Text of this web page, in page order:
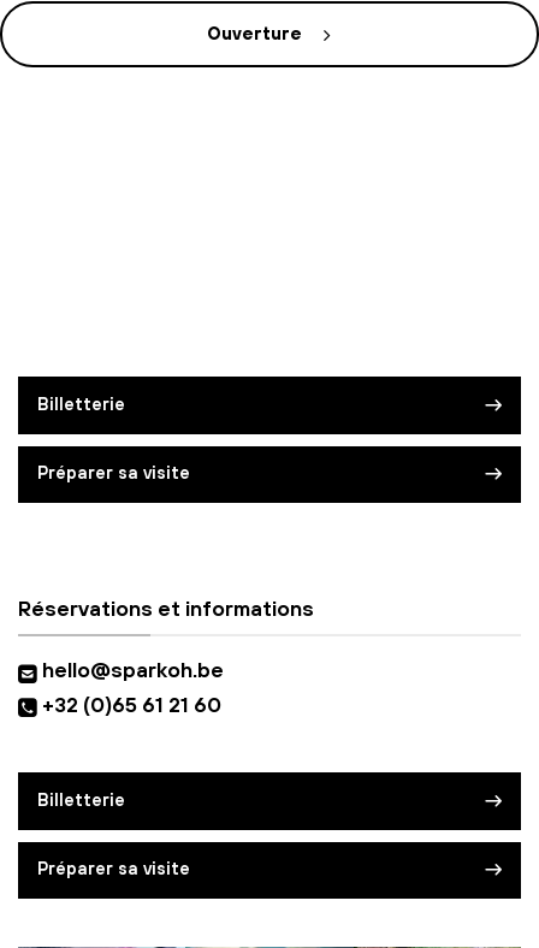
Billetterie
Préparer sa visite
Ouverture
Réservations et informations
hello@sparkoh.be
+32 (0)65 61 21 60
Billetterie
Préparer sa visite